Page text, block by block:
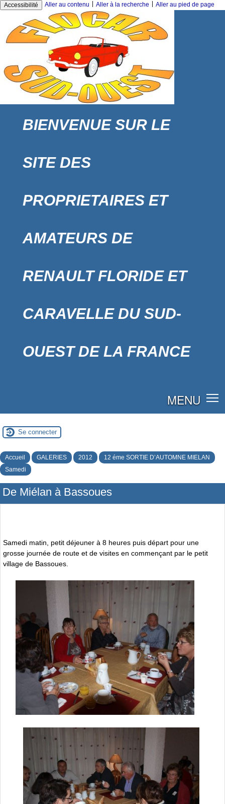
Accessibilité Aller au contenu Aller à la recherche Aller au pied de page
BIENVENUE SUR LE
SITE DES
PROPRIETAIRES ET
AMATEURS DE
RENAULT FLORIDE ET
CARAVELLE DU SUD-
OUEST DE LA FRANCE
MENU
Se connecter
Accueil GALERIES 2012
12 éme SORTIE D’AUTOMNE MIELAN
Samedi
De Miélan à Bassoues
Samedi matin, petit déjeuner à 8 heures puis départ pour une
grosse journée de route et de visites en commençant par le petit
village de Bassoues.